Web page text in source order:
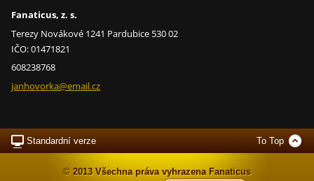
Fanaticus, z. s.
Terezy Novákové 1241 Pardubice 530 02
IČO: 01471821
608238768
janhovorka@email.cz
Standardní verze To Top
© 2013 Všechna práva vyhrazena Fanaticus